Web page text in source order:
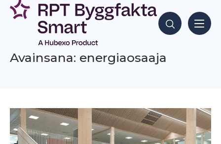
Siirry
sisältöön
Hae sisältöjä
Avainsana: energiaosaaja